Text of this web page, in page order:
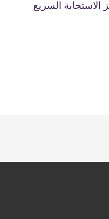
الاستجابة السريع